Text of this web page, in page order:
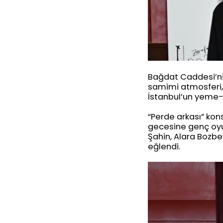
Bağdat
samimi
İstanbul’un
“Perde arkası”
gecesine genç
Şahin, Alara
eğlendi.